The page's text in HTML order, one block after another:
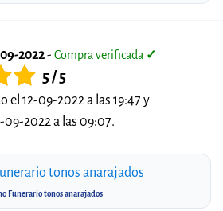
2022- Compra verificada ✓
5 / 5
el 12-09-2022 a las 19:47 y
09-2022 a las 09:07.
Funerario tonos anarajados